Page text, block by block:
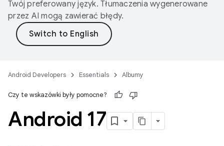
Twój preferowany język. Tłumaczenia wygenerowane
przez AI mogą zawierać błędy.
Android Developers Essentials Albumy
Czy te wskazówki były pomocne?
Android 17